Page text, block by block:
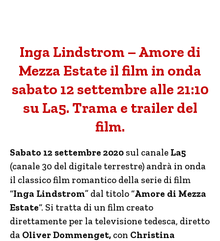
Inga Lindstrom – Amore di
Mezza Estate il film in onda
sabato 12 settembre alle 21:10
su La5. Trama e trailer del
film.
Sabato 12 settembre 2020 sul canale La5
(canale 30 del digitale terrestre) andrà in onda
il classico film romantico della serie di film
“Inga Lindstrom” dal titolo “Amore di Mezza
Estate“. Si tratta di un film creato
direttamente per la televisione tedesca, diretto
da Oliver Dommenget, con Christina